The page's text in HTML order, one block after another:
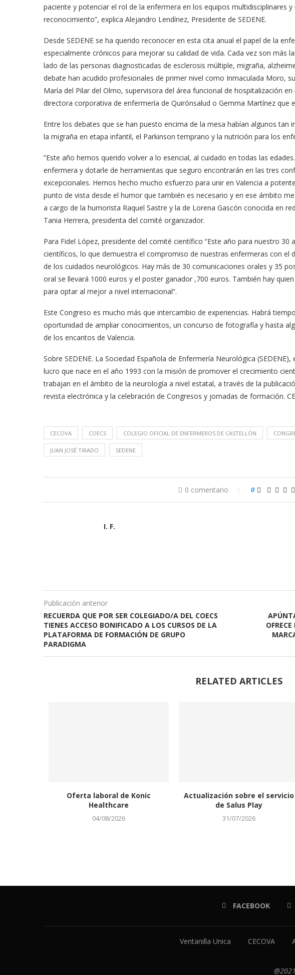
paciente y potenciar el rol de la enfermera en los equipos multidisciplinares
reconocimiento”, explica Alejandro Lendínez, Presidente de SEDENE.
Desde SEDENE se ha querido reconocer en esta cita anual el papel de la
especialmente crónicos para mejorar su calidad de vida. Cada vez son más
lado de las personas diagnosticadas de esclerosis múltiple, migraña,
debate han acudido profesionales de primer nivel como Inmaculada Moro,
María del Pilar del Olmo, supervisora del área funcional de hospitalización
directora corporativa de enfermería de Quirónsalud o Gemma Martínez que
Entre los debates que se han puesto encima de la mesa habían algunos tan
la migraña en etapa infantil, el Parkinson temprano y la nutrición para los
”Este año hemos querido volver a lo esencial, al cuidado en todas las
enfermera y dotarle de herramientas que seguro encontrarán en las tres
excepcionales. Hemos hecho mucho esfuerzo para unir en Valencia a
punto de vista desde el humor que también es necesario y en ese ámbito
a cargo de la humorista Raquel Sastre y la de Lorena Gascón conocida en
Tania Herrera, presidenta del comité organizador.
Para Fidel López, presidente del comité científico “Este año para nuestro 30
científicos, lo que demuestra el compromiso de nuestras enfermeras con el
de los cuidados neurológicos. Hay más de 30 comunicaciones orales y 35
oral se llevará 1000 euros y el poster ganador ,700 euros. También hay
para optar al mejor a nivel internacional”.
Este Congreso es mucho más que intercambio de experiencias. Habrá
oportunidad de ampliar conocimientos, un concurso de fotografía y hasta
de los encantos de Valencia.
Sobre SEDENE. La Sociedad Española de Enfermería Neurológica
lucro que nace en el año 1993 con la misión de promover el crecimiento
trabajan en el ámbito de la neurología a nivel estatal, a través de la
revista electrónica y la celebración de Congresos y jornadas de formación.
CECOVA COECS COLEGIO OFICIAL DE ENFERMEROS DE CASTELLÓN
JUAN JOSÉ TIRADO SEDENE
0 comentario 0
I. F.
Publicación anterior
RECUERDA QUE POR SER COLEGIADO/A DEL COECS
TIENES ACCESO BONIFICADO A LOS CURSOS DE LA
PLATAFORMA DE FORMACIÓN DE GRUPO
PARADIGMA
RELATED ARTICLES
Oferta laboral de Konic
Healthcare
04/08/2026
Actualización sobre el servicio
de Salus Play
31/07/2026
FACEBOOK
Ventanilla Unica CECOVA